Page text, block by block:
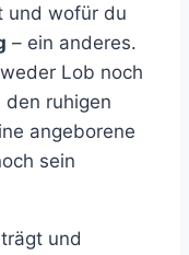
und wofür du
– ein anderes.
Lob noch
den ruhigen
angeborene
sein
und